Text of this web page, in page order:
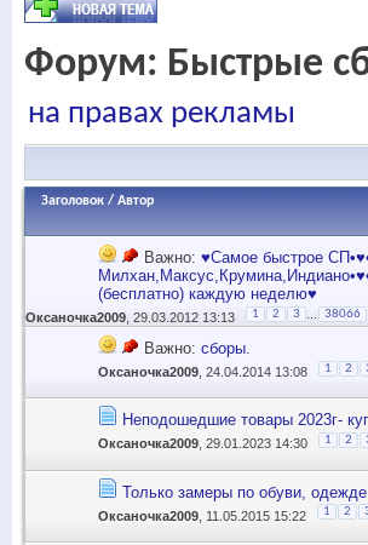
Форум: Быстрые
на правах рекламы
Заголовок / Автор
Важно: ♥Самое быстрое
(бесплатно) каждую неделю♥
Оксаночка2009 , 29.03.2012 13:13 1 2 3 38066
Важно: сборы.
Оксаночка2009 , 24.04.2014 13:08 1 2
Неподошедшие товары 2023г-
Оксаночка2009 , 29.01.2023 14:30 1 2
Только замеры по обуви,
Оксаночка2009 , 11.05.2015 15:22 1 2